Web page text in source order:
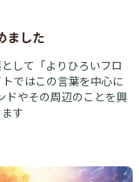
ました
して「よりひろいフロ
ではこの言葉を中心に
ドやその周辺のことを興
す